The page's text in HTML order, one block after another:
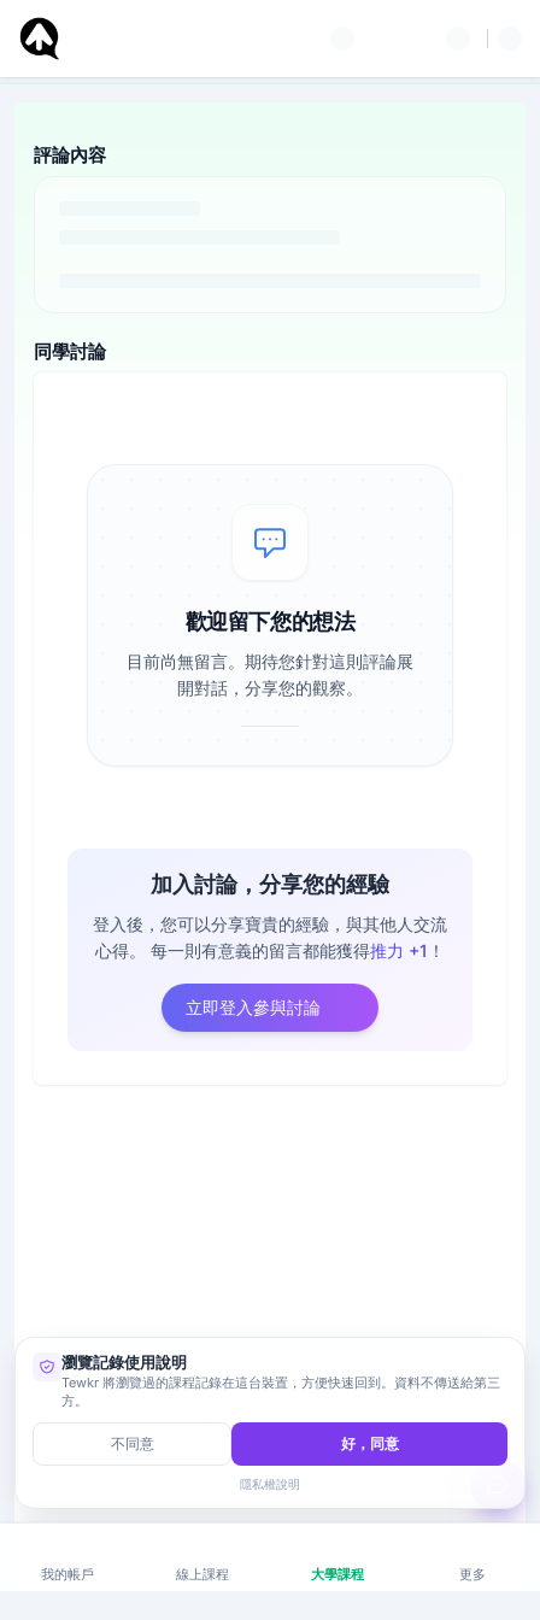
評論內容
同學討論
歡迎留下您的想法
目前尚無留言。期待您針對這則評論展
開對話，分享您的觀察。
加入討論，分享您的經驗
登入後，您可以分享寶貴的經驗，與其他人交流
心得。
每一則有意義的留言都能獲得推力 +1 ！
立即登入參與討論
我的帳戶 線上課程 大學課程 更多
瀏覽記錄使用說明
Tewkr 將瀏覽過的課程記錄在這台裝置，方便快速回到。資料不傳送給第三
方。
不同意 好，同意
隱私權說明